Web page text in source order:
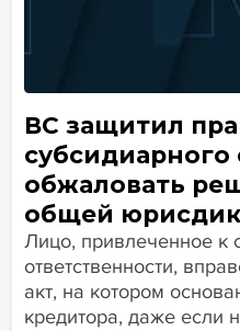
ВС защитил
субсидиарного
обжаловать
общей
Лицо, привлеченное к
ответственности,
акт, на котором
кредитора, даже если